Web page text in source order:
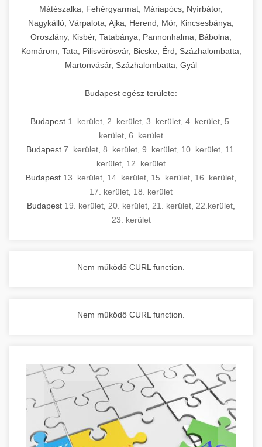
Mátészalka, Fehérgyarmat, Máriapócs, Nyírbátor,
Nagykálló, Várpalota, Ajka, Herend, Mór, Kincsesbánya,
Oroszlány, Kisbér, Tatabánya, Pannonhalma, Bábolna,
Komárom, Tata, Pilisvörösvár, Bicske, Érd, Százhalombatta,
Martonvásár, Százhalombatta, Gyál
Budapest egész területe:
Budapest 1. kerület 2. kerület 3. kerület 4. kerület 5.
kerület 6. kerület
Budapest 7. kerület, 8. kerület, 9. kerület, 10. kerület, 11.
kerület 12. kerület
Budapest 13. kerület 14. kerület 15. kerület 16. kerület
17. kerület 18. kerület
Budapest 19. kerület 20. kerület 21. kerület 22.kerület
23. kerület
Nem működő CURL function.
Nem működő CURL function.